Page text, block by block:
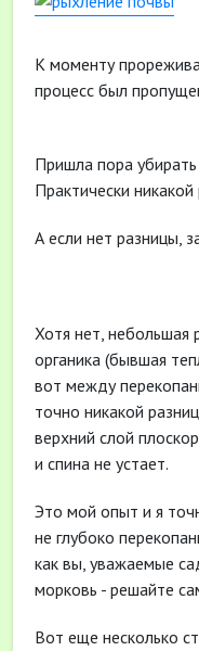
К моменту
процесс был
Пришла пора
Практически
А если нет разницы,
Хотя нет, небольшая
органика (бывшая
вот между
точно никакой
верхний слой
и спина не устает.
Это мой опыт и я
не глубоко
как вы, уважаемые
морковь - решайте
Вот еще несколько